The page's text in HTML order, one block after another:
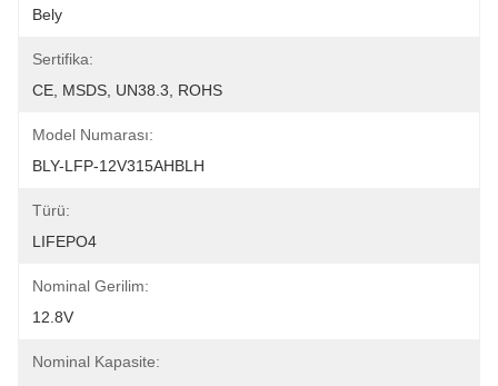
Bely
Sertifika:
CE, MSDS, UN38.3, ROHS
Model Numarası:
BLY-LFP-12V315AHBLH
Türü:
LIFEPO4
Nominal Gerilim:
12.8V
Nominal Kapasite: